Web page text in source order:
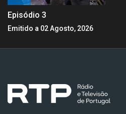
Episódio 3
Emitido a 02 Agosto, 2026